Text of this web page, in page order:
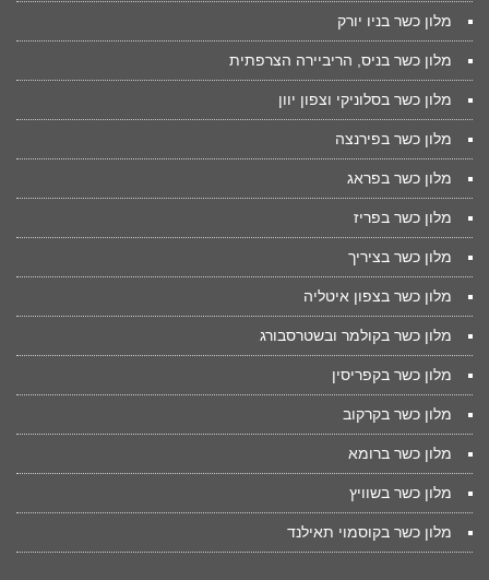
מלון כשר בניו יורק
מלון כשר בניס, הריביירה הצרפתית
מלון כשר בסלוניקי וצפון יוון
מלון כשר בפירנצה
מלון כשר בפראג
מלון כשר בפריז
מלון כשר בציריך
מלון כשר בצפון איטליה
מלון כשר בקולמר ובשטרסבורג
מלון כשר בקפריסין
מלון כשר בקרקוב
מלון כשר ברומא
מלון כשר בשוויץ
מלון כשר בקוסמוי תאילנד